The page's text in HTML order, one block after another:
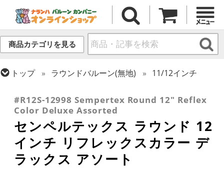
商品カテゴリを見る
トップ ラウンドバルーン(無地)
11/12インチ
#R12S-12998 Sempertex Round 12" Reflex
Color Deluxe Assorted
センペルテックス ラウンド 12
インチ リフレックスカラー デ
ラックス アソート